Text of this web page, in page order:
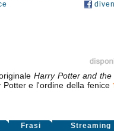
Harry Potter and
Potter e l'ordine della fenice
Frasi Streaming